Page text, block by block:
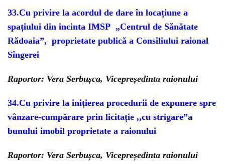
33.Cu privire la acordul de dare în locațiune a
spațiului din incinta IMSP „Centrul de Sănătate
Rădoaia”, proprietate publică a Consiliului raional
Sîngerei
Raportor: Vera Serbușca, Vicepreședinta raionului
34.Cu privire la inițierea procedurii de expunere spre
vânzare-cumpărare prin licitație ,,cu strigare”a
bunului imobil proprietate a raionului
Raportor: Vera Serbușca, Vicepreședinta raionului